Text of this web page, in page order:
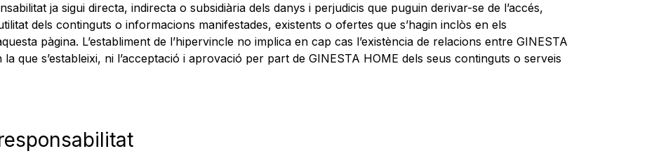
ja sigui directa, indirecta o subsidiària dels danys i perjudicis que puguin derivar-se de l’accés,
dels continguts o informacions manifestades, existents o ofertes que s’hagin inclòs en els
pàgina. L’establiment de l’hipervincle no implica en cap cas l’existència de relacions entre GINESTA
que s’estableixi, ni l’acceptació i aprovació per part de GINESTA HOME dels seus continguts o serveis